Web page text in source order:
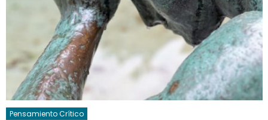
Pensamiento Crítico